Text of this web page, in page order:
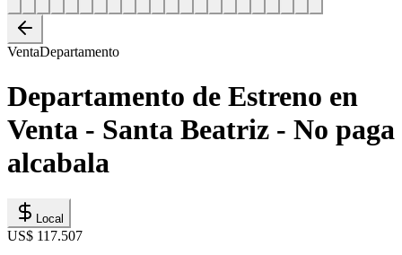
VentaDepartamento
Departamento de Estreno en
Venta - Santa Beatriz - No paga
alcabala
Local
US$ 117.507